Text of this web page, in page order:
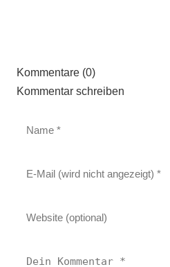
Kommentare (0)
Kommentar schreiben